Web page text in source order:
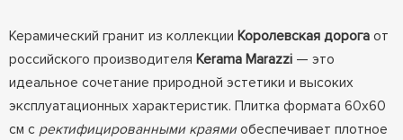
Керамический гранит из коллекции Королевская дорогаот
российского производителя Kerama Marazzi— это
идеальное сочетание природной эстетики и высоких
эксплуатационных характеристик. Плитка формата 60х60
см с ректифицированными краямиобеспечивает плотное